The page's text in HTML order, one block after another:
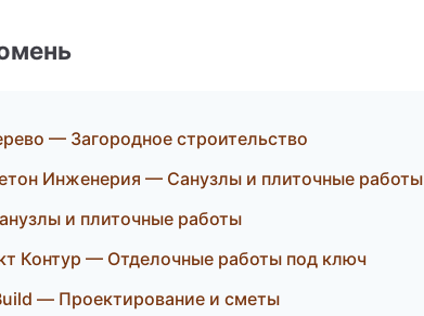
— Загородное строительство
Инженерия — Санузлы и плиточные работы
и плиточные работы
Контур — Отделочные работы под ключ
— Проектирование и сметы